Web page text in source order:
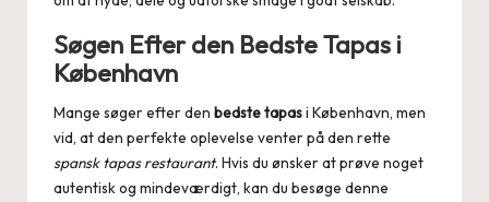
Søgen Efter den Bedste Tapas i
København
Mange søger efter den bedste tapasi København, men
vid, at den perfekte oplevelse venter på den rette
spansk tapas restaurant. Hvis du ønsker at prøve noget
autentisk og mindeværdigt, kan du besøge denne